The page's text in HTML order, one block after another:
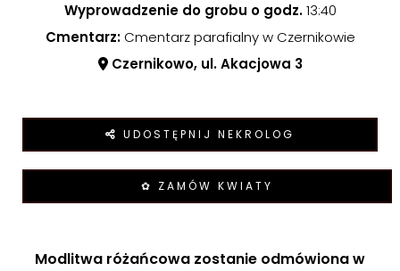
Wyprowadzenie do grobu o godz.13:40
Cmentarz:Cmentarz parafialny w Czernikowie
Czernikowo, ul. Akacjowa 3
UDOSTĘPNIJ NEKROLOG
✿ ZAMÓW KWIATY
Modlitwa różańcowa zostanie odmówiona w